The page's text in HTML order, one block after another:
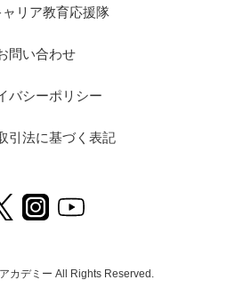
ャリア教育応援隊
問い合わせ
バシーポリシー
引法に基づく表記
カデミー All Rights Reserved.